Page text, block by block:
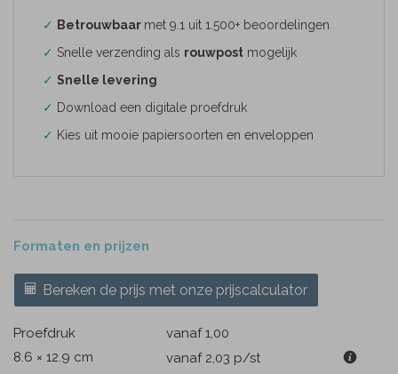
✓ Betrouwbaar met 9.1 uit 1.500+ beoordelingen
✓ Snelle verzending als rouwpost mogelijk
✓ Snelle levering
✓ Download een digitale proefdruk
✓ Kies uit mooie papiersoorten en enveloppen
Formaten en prijzen
Bereken de prijs met onze prijscalculator
Proefdruk
vanaf 1,00
8.6 × 12.9 cm
vanaf 2,03 p/st